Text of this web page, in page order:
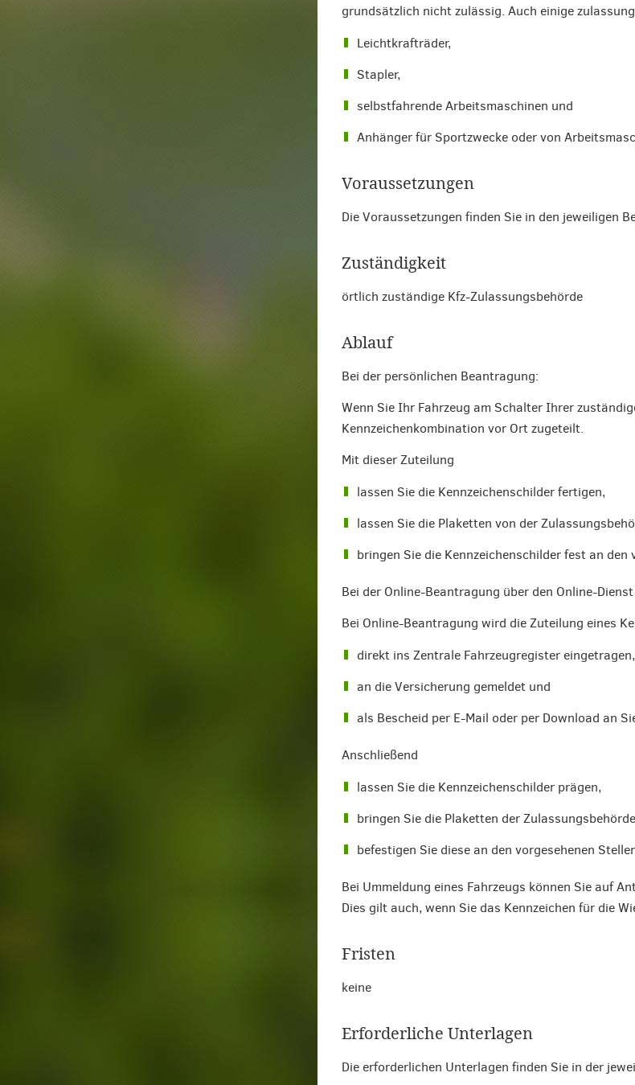
grundsätzlich nicht zulässig. Auch einige
Leichtkrafträder,
Stapler,
selbstfahrende Arbeitsmaschinen und
Anhänger für Sportzwecke oder von
Voraussetzungen
Die Voraussetzungen finden Sie in den jeweiligen
Zuständigkeit
örtlich zuständige Kfz-Zulassungsbehörde
Ablauf
Bei der persönlichen Beantragung:
Wenn Sie Ihr Fahrzeug am Schalter Ihrer
Kennzeichenkombination vor Ort zugeteilt.
Mit dieser Zuteilung
lassen Sie die Kennzeichenschilder fertigen,
lassen Sie die Plaketten von der
bringen Sie die Kennzeichenschilder fest an den
Bei der Online-Beantragung über den Online-
Bei Online-Beantragung wird die Zuteilung eines
direkt ins Zentrale Fahrzeugregister eingetragen,
an die Versicherung gemeldet und
als Bescheid per E-Mail oder per Download an
Anschließend
lassen Sie die Kennzeichenschilder prägen,
bringen Sie die Plaketten der
befestigen Sie diese an den vorgesehenen
Bei Ummeldung eines Fahrzeugs können Sie auf
Dies gilt auch, wenn Sie das Kennzeichen für die
Fristen
keine
Erforderliche Unterlagen
Die erforderlichen Unterlagen finden Sie in der